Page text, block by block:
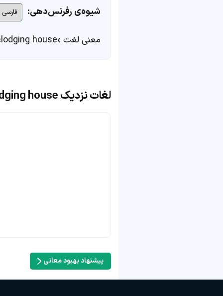
شیوه‌ی رفرنس‌دهی:
معنی لغت «lodging house» در
لغات نزدیک lodging house
پیشنهاد بهبود معانی